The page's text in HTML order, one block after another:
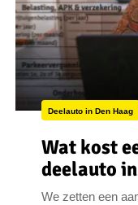
Deelauto in Den Haag
Wat kost
deelauto
We zetten een